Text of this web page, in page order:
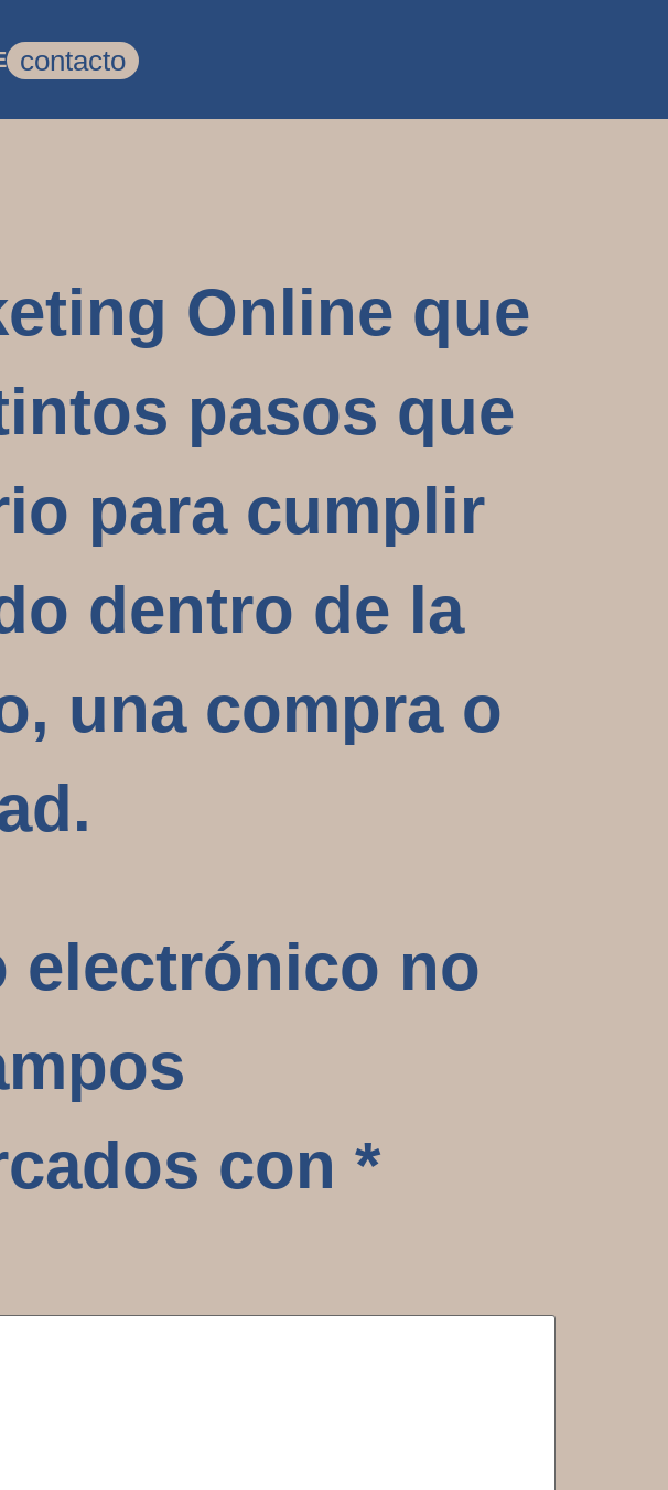
contacto
Online que
pasos que
para cumplir
dentro de la
una compra o
electrónico no
con *